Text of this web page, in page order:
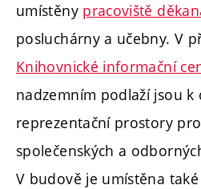
umístěny pracoviště
posluchárny a učebny. V
Knihovnické informační
nadzemním podlaží jsou k
reprezentační prostory
společenských a
V budově je umístěna